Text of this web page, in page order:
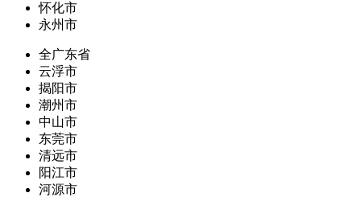
怀化市
永州市
全广东省
云浮市
揭阳市
潮州市
中山市
东莞市
清远市
阳江市
河源市